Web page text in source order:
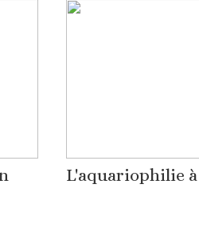
L'aquariophilie